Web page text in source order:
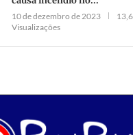
10 de dezembro de 2023
Visualizações